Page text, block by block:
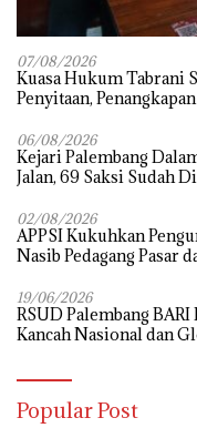
07/08/2026
‎Kuasa Hukum Tabrani
Penyitaan,
06/08/2026
Kejari Palembang
Jalan, 69 Saksi Sudah
02/08/2026
APPSI Kukuhkan
Nasib Pedagang Pasar
19/06/2026
RSUD Palembang
Kancah Nasional dan
Popular Post